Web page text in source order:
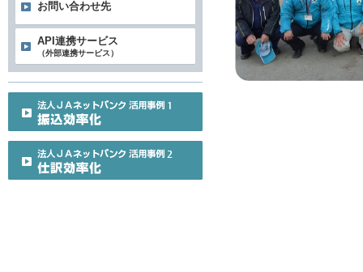
お問い合わせ先
API連携サービス
（外部連携サービス）